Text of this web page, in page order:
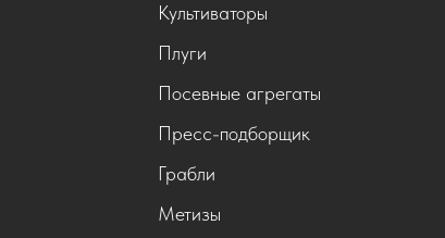
Культиваторы
Плуги
Посевные агрегаты
Пресс-подборщик
Грабли
Метизы